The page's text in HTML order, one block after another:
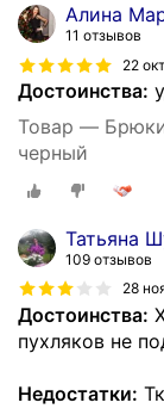
Алина
11 отзывов
22
Достоинства:
Товар —
черный
Татьяна
109 отзывов
28
Достоинства:
пухляков не
Недостатки: